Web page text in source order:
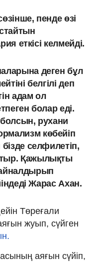
пенде өзі
еткісі келмейді.
деген бұл
белгілі деп
адам ол
болар еді.
рухани
көбейіп
селфилетіп,
Қажылықты
Жарас Ахан.
Төреғали
жуып, сүйген
аяғын сүйіп,